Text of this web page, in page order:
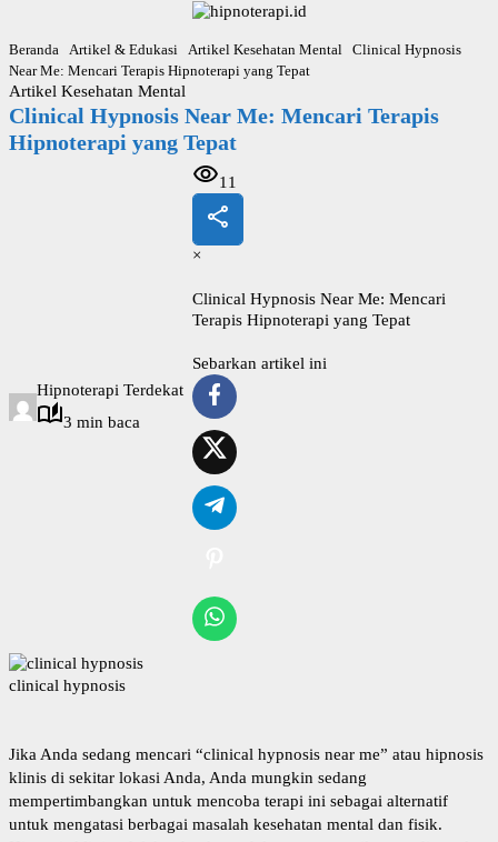
Beranda Artikel & Edukasi Artikel Kesehatan Mental
Clinical Hypnosis
Near Me: Mencari Terapis Hipnoterapi yang Tepat
Artikel Kesehatan Mental
Clinical Hypnosis Near Me: Mencari Terapis
Hipnoterapi yang Tepat
Hipnoterapi Terdekat
3 min baca
11
×
Clinical Hypnosis Near Me: Mencari
Terapis Hipnoterapi yang Tepat
Sebarkan artikel ini
clinical hypnosis
Jika Anda sedang mencari “clinical hypnosis near me” atau hipnosis
klinis di sekitar lokasi Anda, Anda mungkin sedang
mempertimbangkan untuk mencoba terapi ini sebagai alternatif
untuk mengatasi berbagai masalah kesehatan mental dan fisik.